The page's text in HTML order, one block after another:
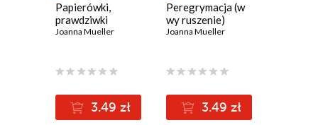
Papierówki,
prawdziwki
Joanna Mueller
3.49 zł
Peregrymacja (w
wy ruszenie)
Joanna Mueller
3.49 zł